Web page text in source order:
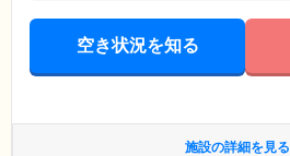
空き状況を知る
施設の詳細を見る